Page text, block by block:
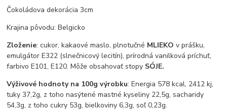
Čokoládova dekorácia 3cm
Krajina pôvodu: Belgicko
Zloženie: cukor, kakaové maslo, plnotučné MLIEKO v prášku,
emulgátor E322 (slnečnicový lecitín), prírodná vanilková príchuť,
farbivo E101, E120. Môže obsahovať stopy SÓJE.
Výživové hodnoty na 100g výrobku: Energia 578 kcal, 2412 kj,
tuky 37,2g, z toho nasýtené mastné kyseliny 22,5g, sacharidy
54,3g, z toho cukry 53g, bielkoviny 6,3g, soľ 0,23g.